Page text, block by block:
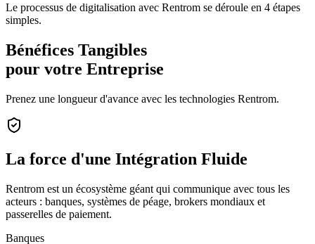
Le processus de digitalisation avec Rentrom se déroule en 4 étapes
simples.
Bénéfices Tangibles
pour votre Entreprise
Prenez une longueur d'avance avec les technologies Rentrom.
La force d'une Intégration Fluide
Rentrom est un écosystème géant qui communique avec tous les
acteurs : banques, systèmes de péage, brokers mondiaux et
passerelles de paiement.
Banques